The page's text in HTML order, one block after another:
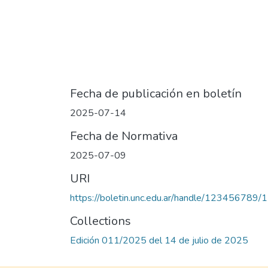
Fecha de publicación en boletín
2025-07-14
Fecha de Normativa
2025-07-09
URI
https://boletin.unc.edu.ar/handle/123456789/
Collections
Edición 011/2025 del 14 de julio de 2025